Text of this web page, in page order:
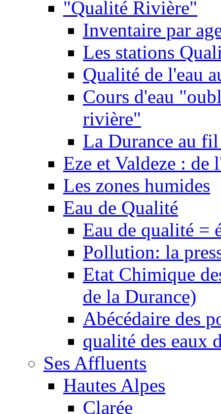
"Qualité Rivière"
Inventaire par
Les stations
Qualité de l'eau
Cours d'eau
rivière"
La Durance au
Eze et Valdeze : de
Les zones humides
Eau de Qualité
Eau de qualité =
Pollution: la
Etat Chimique
de la Durance)
Abécédaire des
qualité des eaux
Ses Affluents
Hautes Alpes
Clarée